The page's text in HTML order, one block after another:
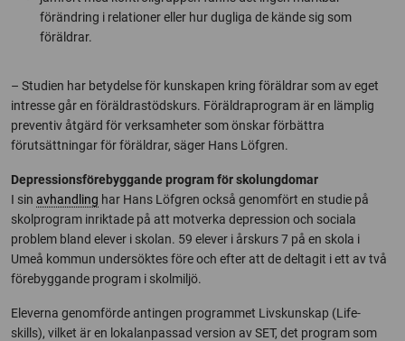
förändring i relationer eller hur dugliga de kände sig som
föräldrar.
– Studien har betydelse för kunskapen kring föräldrar som av eget
intresse går en föräldrastödskurs. Föräldraprogram är en lämplig
preventiv åtgärd för verksamheter som önskar förbättra
förutsättningar för föräldrar, säger Hans Löfgren.
Depressionsförebyggande program för skolungdomar
I sin avhandling har Hans Löfgren också genomfört en studie på
skolprogram inriktade på att motverka depression och sociala
problem bland elever i skolan. 59 elever i årskurs 7 på en skola i
Umeå kommun undersöktes före och efter att de deltagit i ett av två
förebyggande program i skolmiljö.
Eleverna genomförde antingen programmet Livskunskap (Life-
skills), vilket är en lokalanpassad version av SET, det program som